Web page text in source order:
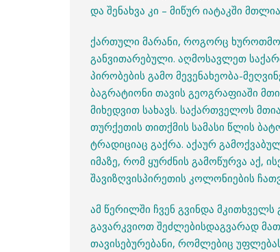
და შენახვა კი – მიწურ იატაკში
ქართული მარანი, როგორც
განვითარებული. აღმოსავლეთ
პირობების გამო მევენახეობა-
ბაგრატიონი თავის გეოგრაფიაში
მიხედვით სახავს. საქართველოს
თურქეთის თითქმის სამასი წლის
ტრადიციაც გაქრა. აქაურ
იმაზე, რომ ყურძნის გამოწურვა აქ,
შავიზღვისპირეთის კოლონიების
ამ წერილში ჩვენ გვინდა
გავარკვიოთ შეძლებისდაგვარად
თავისებურებანი, რომლებიც